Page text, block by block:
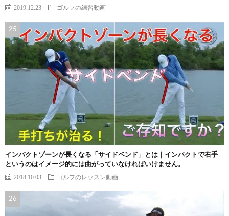
2019.12.23 ゴルフの練習動画
インパクトゾーンが長くなる「サイドベンド」とは｜インパクトで右手
というのはイメージ的には曲がっていなければいけません。
2018.10.03 ゴルフのレッスン動画